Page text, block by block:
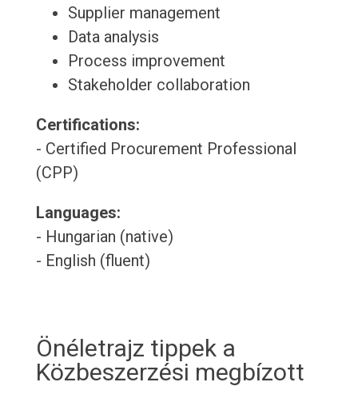
Supplier management
Data analysis
Process improvement
Stakeholder collaboration
Certifications:
- Certified Procurement Professional
(CPP)
Languages:
- Hungarian (native)
- English (fluent)
Önéletrajz tippek a
Közbeszerzési megbízott